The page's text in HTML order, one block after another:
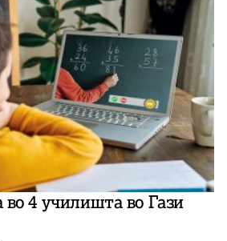
во 4 училишта во Гази